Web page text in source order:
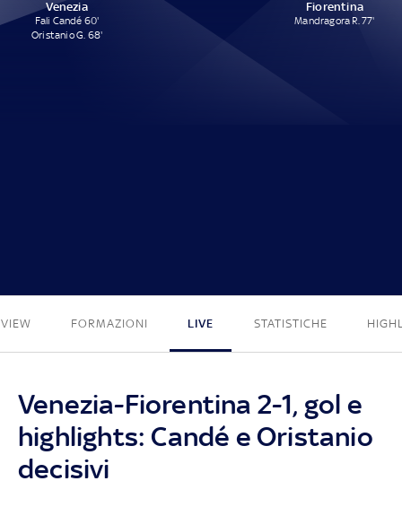
Venezia
Fali Candé 60'
Oristanio G. 68'
Fiorentina
Mandragora R. 77'
FORMAZIONI LIVE STATISTICHE
Venezia-Fiorentina 2-1, gol e
highlights: Candé e Oristanio
decisivi